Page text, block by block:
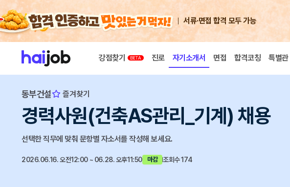
서류·면접 합격 모두 가능
강점찾기 진로 자기소개서 면접 합격코칭 특별관
동부건설 즐겨찾기
경력사원(건축AS관리_기계) 채용
선택한 직무에 맞춰 문항별 자소서를 작성해 보세요.
2026.06.16. 오전12:00 ~ 06.28. 오후11:50 마감 조회수 174